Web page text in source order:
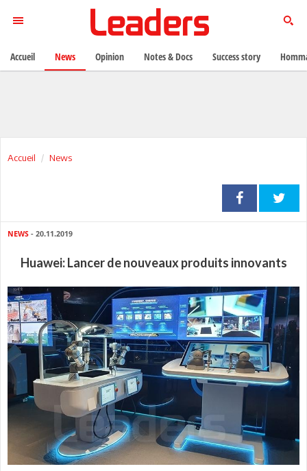
Accueil News
NEWS - 20.11.2019
Huawei: Lancer de nouveaux produits innovants
Accueil News Opinion Notes & Docs Success story